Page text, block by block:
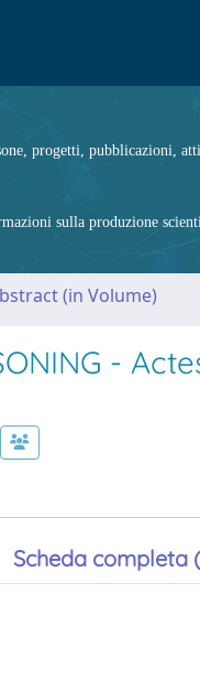
progetti, pubblicazioni,
sulla produzione
(in Volume)
-
Scheda completa